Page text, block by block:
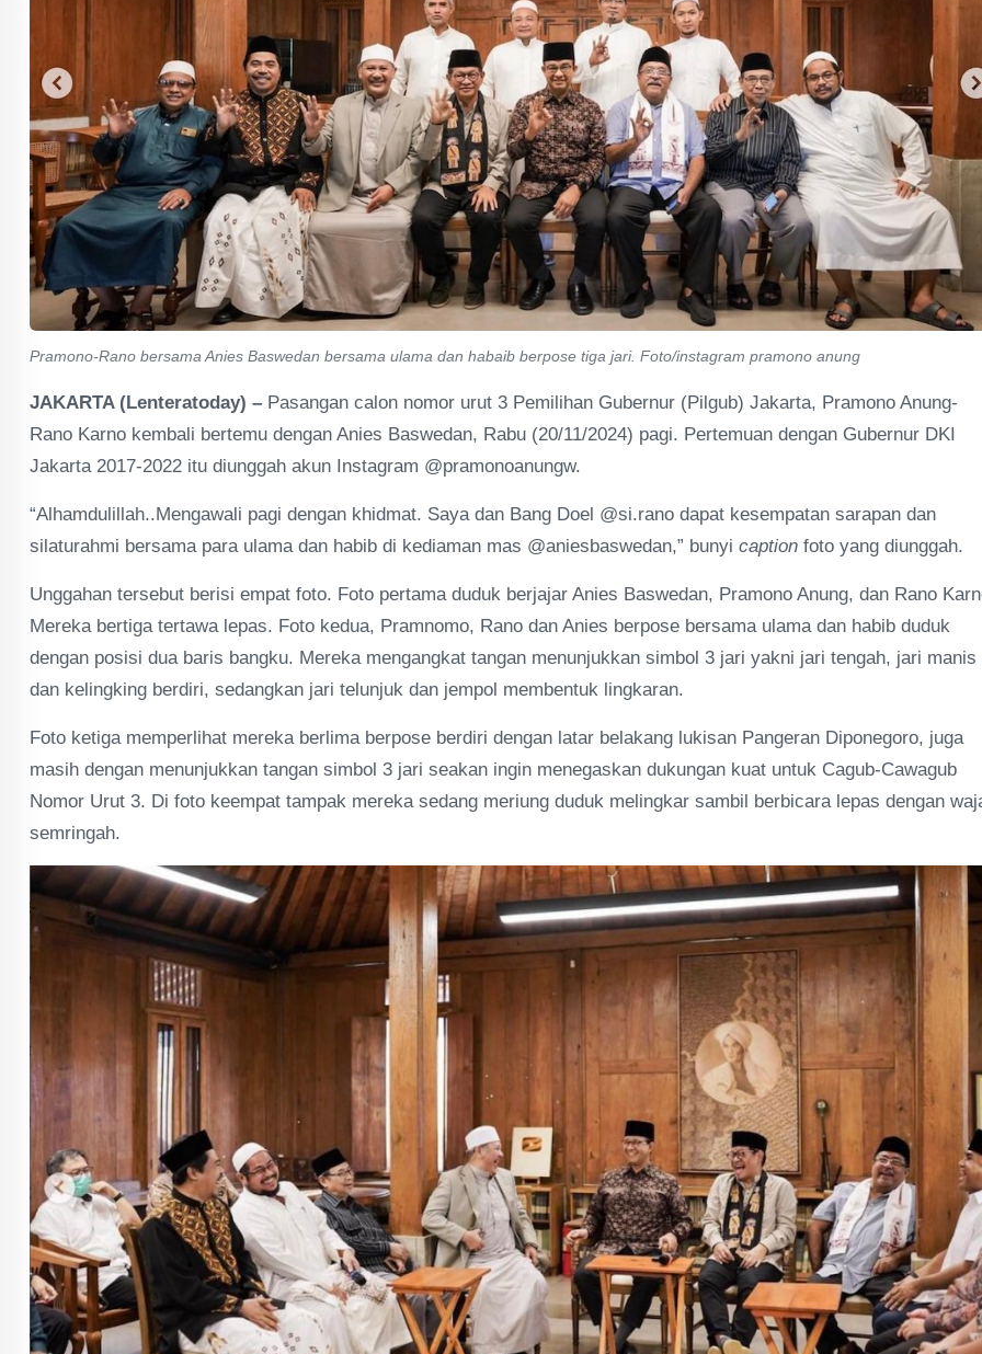
Pramono-Rano bersama Anies Baswedan bersama ulama dan habaib berpose tiga jari. Foto/instagram pramono anung
JAKARTA (Lenteratoday) – Pasangan calon nomor urut 3 Pemilihan Gubernur (Pilgub) Jakarta, Pramono Anung-
Rano Karno kembali bertemu dengan Anies Baswedan, Rabu (20/11/2024) pagi. Pertemuan dengan Gubernur DKI
Jakarta 2017-2022 itu diunggah akun Instagram @pramonoanungw.
“Alhamdulillah..Mengawali pagi dengan khidmat. Saya dan Bang Doel @si.rano dapat kesempatan sarapan dan
silaturahmi bersama para ulama dan habib di kediaman mas @aniesbaswedan,” bunyi caption foto yang diunggah.
Unggahan tersebut berisi empat foto. Foto pertama duduk berjajar Anies Baswedan, Pramono Anung, dan Rano
Mereka bertiga tertawa lepas. Foto kedua, Pramnomo, Rano dan Anies berpose bersama ulama dan habib duduk
dengan posisi dua baris bangku. Mereka mengangkat tangan menunjukkan simbol 3 jari yakni jari tengah, jari manis
dan kelingking berdiri, sedangkan jari telunjuk dan jempol membentuk lingkaran.
Foto ketiga memperlihat mereka berlima berpose berdiri dengan latar belakang lukisan Pangeran Diponegoro, juga
masih dengan menunjukkan tangan simbol 3 jari seakan ingin menegaskan dukungan kuat untuk Cagub-Cawagub
Nomor Urut 3. Di foto keempat tampak mereka sedang meriung duduk melingkar sambil berbicara lepas dengan
semringah.